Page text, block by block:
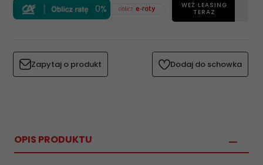
0%
WEŹ LEASING
TERAZ
Zapytaj o produkt Dodaj do schowka
OPIS PRODUKTU